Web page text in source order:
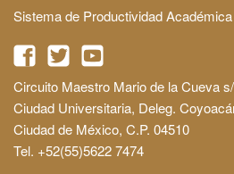
Sistema de Productividad Académica
Circuito Maestro Mario de la Cueva
Ciudad Universitaria, Deleg.
Ciudad de México, C.P. 04510
Tel. +52(55)5622 7474